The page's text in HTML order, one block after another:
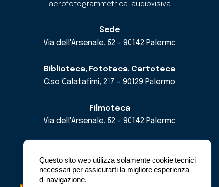
Questo sito web utilizza solamente cookie tecnici
necessari per assicurarti la migliore esperienza
di navigazione.
aerofotogrammetrica, audiovisiva
Sede
Via dell'Arsenale, 52 - 90142 Palermo
Biblioteca, Fototeca, Cartoteca
C.so Calatafimi, 217 - 90129 Palermo
Filmoteca
Via dell'Arsenale, 52 - 90142 Palermo
pec cricdsicilia@pec.it